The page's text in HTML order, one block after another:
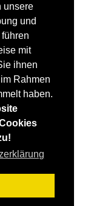
unsere
und
mit
ihnen
Rahmen
haben.